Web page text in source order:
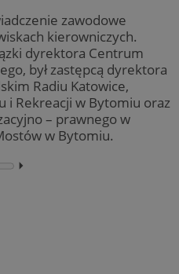
zawodowe
kierowniczych.
dyrektora Centrum
był zastępcą dyrektora
Radiu Katowice,
i Rekreacji w Bytomiu oraz
– prawnego w
w Bytomiu.
⏵︎